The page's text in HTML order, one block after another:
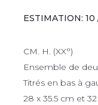
ESTIMATION:
CM. H. (XX°)
Ensemble de
Titrés en bas à
28 x 35.5 cm et